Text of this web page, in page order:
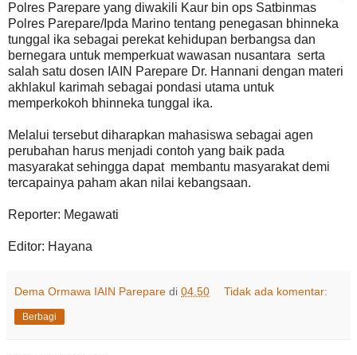
Polres Parepare yang diwakili Kaur bin ops Satbinmas
Polres Parepare/Ipda Marino tentang penegasan bhinneka
tunggal ika sebagai perekat kehidupan berbangsa dan
bernegara untuk memperkuat wawasan nusantara serta
salah satu dosen IAIN Parepare Dr. Hannani dengan materi
akhlakul karimah sebagai pondasi utama untuk
memperkokoh bhinneka tunggal ika.
Melalui tersebut diharapkan mahasiswa sebagai agen
perubahan harus menjadi contoh yang baik pada
masyarakat sehingga dapat membantu masyarakat demi
tercapainya paham akan nilai kebangsaan.
Reporter: Megawati
Editor: Hayana
Dema Ormawa IAIN Parepare di 04.50 Tidak ada komentar:
Berbagi